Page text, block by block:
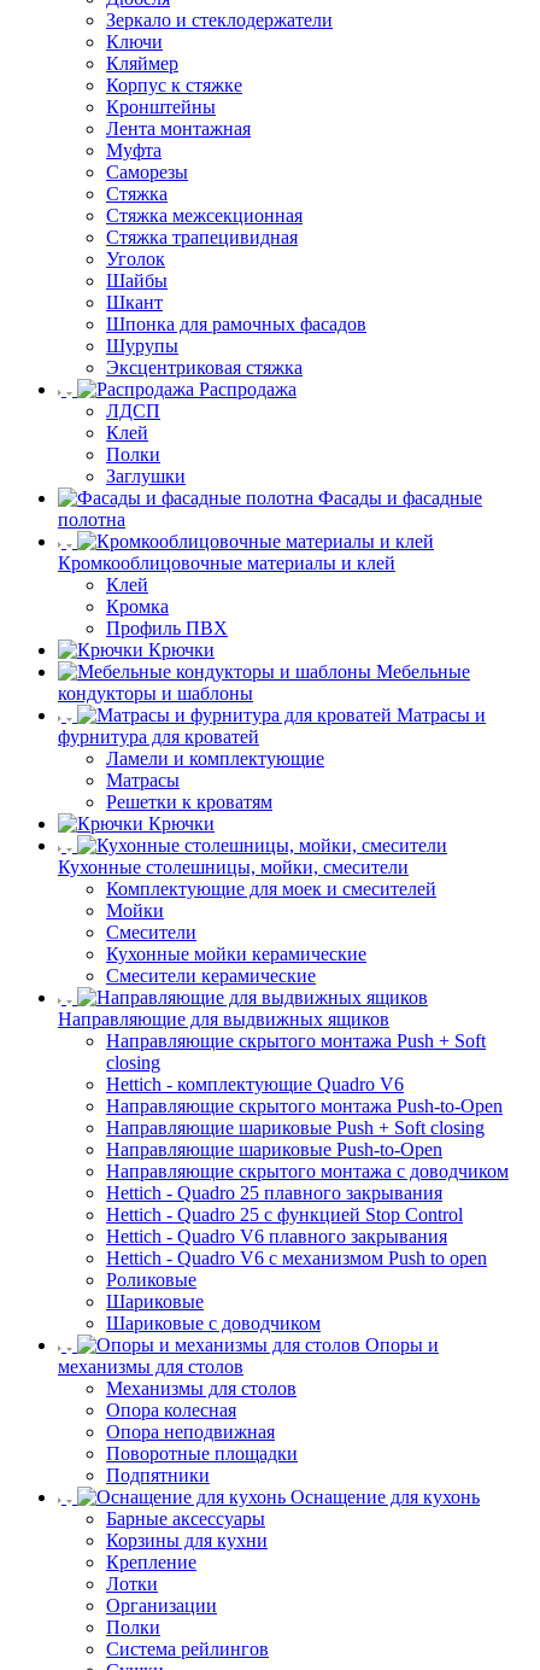
Зеркало и стеклодержатели
Ключи
Кляймер
Корпус к стяжке
Кронштейны
Лента монтажная
Муфта
Саморезы
Стяжка
Стяжка межсекционная
Стяжка трапецивидная
Уголок
Шайбы
Шкант
Шпонка для рамочных фасадов
Шурупы
Эксцентриковая стяжка
Распродажа
ЛДСП
Клей
Полки
Заглушки
Фасады и фасадные
полотна
Кромкооблицовочные материалы и клей
Клей
Кромка
Профиль ПВХ
Крючки
Мебельные
кондукторы и шаблоны
Матрасы и
фурнитура для кроватей
Ламели и комплектующие
Матрасы
Решетки к кроватям
Крючки
Кухонные столешницы, мойки, смесители
Комплектующие для моек и смесителей
Мойки
Смесители
Кухонные мойки керамические
Смесители керамические
Направляющие для выдвижных ящиков
Направляющие скрытого монтажа Push + Soft
closing
Hettich - комплектующие Quadro V6
Направляющие скрытого монтажа Push-to-Open
Направляющие шариковые Push + Soft closing
Направляющие шариковые Push-to-Open
Направляющие скрытого монтажа с доводчиком
Hettich - Quadro 25 плавного закрывания
Hettich - Quadro 25 с функцией Stop Control
Hettich - Quadro V6 плавного закрывания
Hettich - Quadro V6 с механизмом Push to open
Роликовые
Шариковые
Шариковые с доводчиком
Опоры и
механизмы для столов
Механизмы для столов
Опора колесная
Опора неподвижная
Поворотные площадки
Подпятники
Оснащение для кухонь
Барные аксессуары
Корзины для кухни
Крепление
Лотки
Организации
Полки
Система рейлингов